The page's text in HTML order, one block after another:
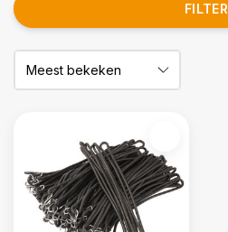
FILTER